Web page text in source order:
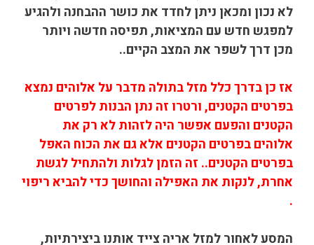
לא נכון ומכאן ניתן לחדד את כושר ההבחנה ולהגיע
למפגש חדש עם המציאות, תפיסה חדשה ויותר
מכן דרך לשפר את המצב הקיים..
אז כן בדרך כלל מזל בתולה מדבר על אלוהים נמצא
בפרטים הקטנים, ורטרו זה נתן הבנות לפרטים
הקטנים והפעם אפשר היה לזהות לא רק את
אלוהים בפרטים הקטנים אלא גם את הכוח האפל
בפרטים הקטנים.. זה הזמן לגלות ולהתחיל לגשת
אחרת, לנקות את האפילה והחושך כדי להביא ריפוי
.
המסע לאחור למזל אריה צייד אותנו ביצירתיות,